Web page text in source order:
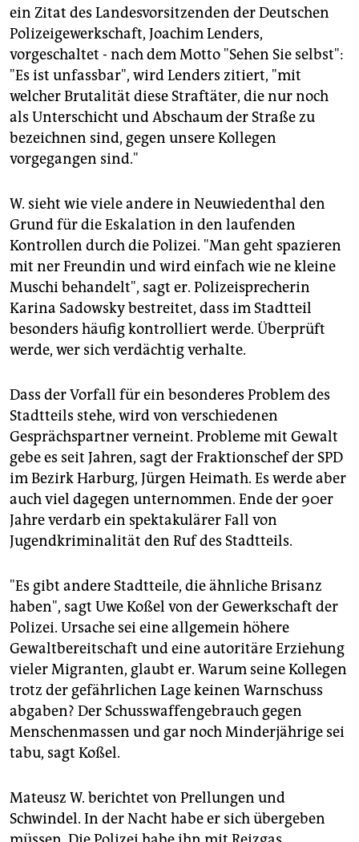
ein Zitat des Landesvorsitzenden der Deutschen
Polizeigewerkschaft, Joachim Lenders,
vorgeschaltet - nach dem Motto "Sehen Sie selbst":
"Es ist unfassbar", wird Lenders zitiert, "mit
welcher Brutalität diese Straftäter, die nur noch
als Unterschicht und Abschaum der Straße zu
bezeichnen sind, gegen unsere Kollegen
vorgegangen sind."
W. sieht wie viele andere in Neuwiedenthal den
Grund für die Eskalation in den laufenden
Kontrollen durch die Polizei. "Man geht spazieren
mit ner Freundin und wird einfach wie ne kleine
Muschi behandelt", sagt er. Polizeisprecherin
Karina Sadowsky bestreitet, dass im Stadtteil
besonders häufig kontrolliert werde. Überprüft
werde, wer sich verdächtig verhalte.
Dass der Vorfall für ein besonderes Problem des
Stadtteils stehe, wird von verschiedenen
Gesprächspartner verneint. Probleme mit Gewalt
gebe es seit Jahren, sagt der Fraktionschef der SPD
im Bezirk Harburg, Jürgen Heimath. Es werde aber
auch viel dagegen unternommen. Ende der 90er
Jahre verdarb ein spektakulärer Fall von
Jugendkriminalität den Ruf des Stadtteils.
"Es gibt andere Stadtteile, die ähnliche Brisanz
haben", sagt Uwe Koßel von der Gewerkschaft der
Polizei. Ursache sei eine allgemein höhere
Gewaltbereitschaft und eine autoritäre Erziehung
vieler Migranten, glaubt er. Warum seine Kollegen
trotz der gefährlichen Lage keinen Warnschuss
abgaben? Der Schusswaffengebrauch gegen
Menschenmassen und gar noch Minderjährige sei
tabu, sagt Koßel.
Mateusz W. berichtet von Prellungen und
Schwindel. In der Nacht habe er sich übergeben